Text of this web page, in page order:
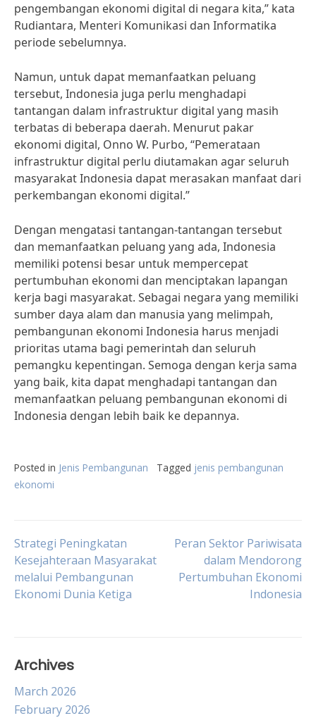
pengembangan ekonomi digital di negara kita,” kata
Rudiantara, Menteri Komunikasi dan Informatika
periode sebelumnya.
Namun, untuk dapat memanfaatkan peluang
tersebut, Indonesia juga perlu menghadapi
tantangan dalam infrastruktur digital yang masih
terbatas di beberapa daerah. Menurut pakar
ekonomi digital, Onno W. Purbo, “Pemerataan
infrastruktur digital perlu diutamakan agar seluruh
masyarakat Indonesia dapat merasakan manfaat dari
perkembangan ekonomi digital.”
Dengan mengatasi tantangan-tantangan tersebut
dan memanfaatkan peluang yang ada, Indonesia
memiliki potensi besar untuk mempercepat
pertumbuhan ekonomi dan menciptakan lapangan
kerja bagi masyarakat. Sebagai negara yang memiliki
sumber daya alam dan manusia yang melimpah,
pembangunan ekonomi Indonesia harus menjadi
prioritas utama bagi pemerintah dan seluruh
pemangku kepentingan. Semoga dengan kerja sama
yang baik, kita dapat menghadapi tantangan dan
memanfaatkan peluang pembangunan ekonomi di
Indonesia dengan lebih baik ke depannya.
Posted in Jenis Pembangunan Tagged jenis pembangunan
ekonomi
Post
navigation
Strategi Peningkatan
Kesejahteraan Masyarakat
melalui Pembangunan
Ekonomi Dunia Ketiga
Peran Sektor Pariwisata
dalam Mendorong
Pertumbuhan Ekonomi
Indonesia
Archives
March 2026
February 2026